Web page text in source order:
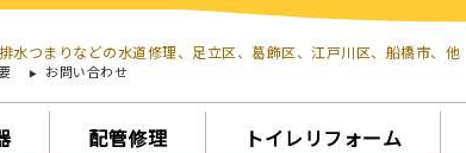
水つまりなどの水道修理、足立区、葛飾区、江戸川区、船橋市、他
お問い合わせ
配管修理 トイレリフォーム